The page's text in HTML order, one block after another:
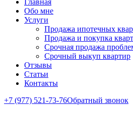
Главная
Обо мне
Услуги
Продажа ипотечных
Продажа и покупка
Срочная продажа
Срочный выкуп квартир
Отзывы
Статьи
Контакты
+7 (977) 521-73-76Обратный звонок